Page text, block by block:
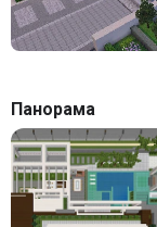
Панорама